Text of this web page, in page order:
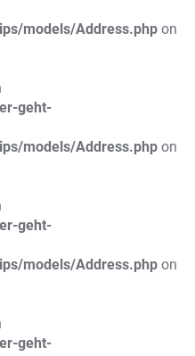
models/Address.php on
geht-
models/Address.php on
geht-
models/Address.php on
geht-